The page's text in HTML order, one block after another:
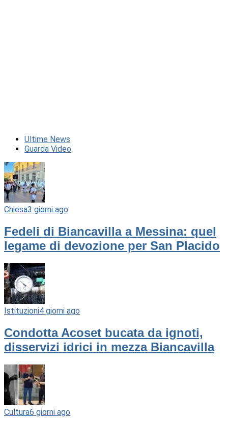
Ultime News
Guarda Video
Chiesa3 giorni ago
Fedeli di Biancavilla a Messina: quel
legame di devozione per San Placido
Istituzioni4 giorni ago
Condotta Acoset bucata da ignoti,
disservizi idrici in mezza Biancavilla
Cultura6 giorni ago